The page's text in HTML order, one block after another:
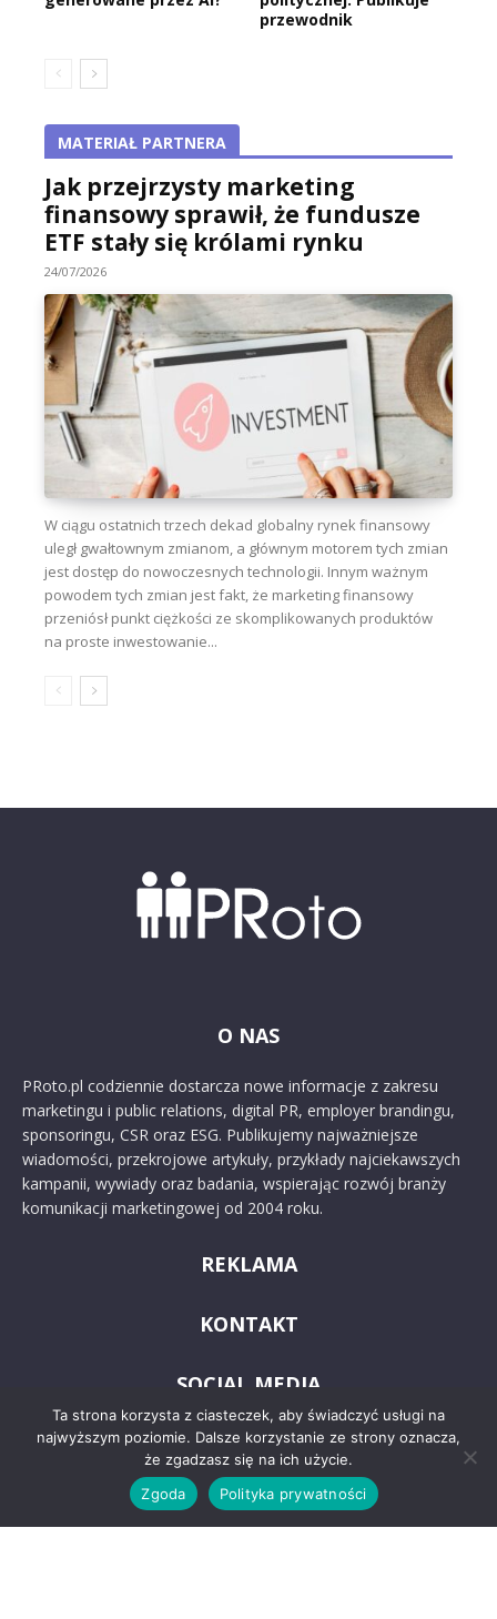
przewodnik
MATERIAŁ PARTNERA
Jak przejrzysty marketing
finansowy sprawił, że fundusze
ETF stały się królami rynku
24/07/2026
W ciągu ostatnich trzech dekad globalny rynek finansowy
uległ gwałtownym zmianom, a głównym motorem tych zmian
jest dostęp do nowoczesnych technologii. Innym ważnym
powodem tych zmian jest fakt, że marketing finansowy
przeniósł punkt ciężkości ze skomplikowanych produktów
na proste inwestowanie...
O NAS
PRoto.pl codziennie dostarcza nowe informacje z zakresu
marketingu i public relations, digital PR, employer brandingu,
sponsoringu, CSR oraz ESG. Publikujemy najważniejsze
wiadomości, przekrojowe artykuły, przykłady najciekawszych
kampanii, wywiady oraz badania, wspierając rozwój branży
komunikacji marketingowej od 2004 roku.
REKLAMA
KONTAKT
SOCIAL MEDIA
Ta strona korzysta z ciasteczek, aby świadczyć usługi na
najwyższym poziomie. Dalsze korzystanie ze strony oznacza,
że zgadzasz się na ich użycie.
Zgoda
Polityka prywatności